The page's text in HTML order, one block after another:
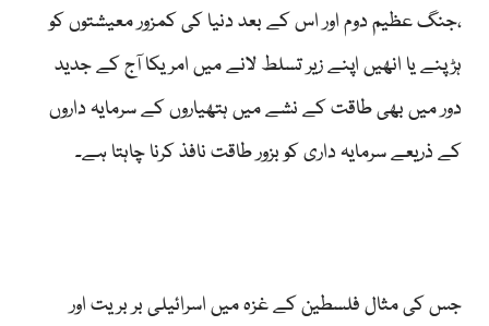
،جنگ عظیم دوم اور اس کے بعد دنیا کی کمزور معیشتوں کو
ہڑپنے یا انھیں اپنے زیر تسلط لانے میں امریکا آج کے جدید
دور میں بھی طاقت کے نشے میں ہتھیاروں کے سرمایہ داروں
کے ذریعے سرمایہ داری کو بزور طاقت نافذ کرنا چاہتا ہے۔
جس کی مثال فلسطین کے غزہ میں اسرائیلی بر بریت اور